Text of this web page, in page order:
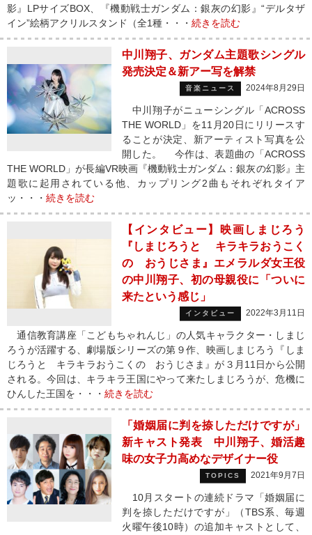
影』LPサイズBOX、『機動戦士ガンダム：銀灰の幻影』“デルタザ
イン”絵柄アクリルスタンド（全1種・・・ 続きを読む
中川翔子、ガンダム主題歌シングル
発売決定＆新アー写を解禁
音楽ニュース 2024年8月29日
中川翔子がニューシングル「ACROSS
THE WORLD」を11月20日にリリースす
ることが決定、新アーティスト写真を公
開した。 今作は、表題曲の「ACROSS
THE WORLD」が長編VR映画『機動戦士ガンダム：銀灰の幻影』主
題歌に起用されている他、カップリング2曲もそれぞれタイア
ッ・・・ 続きを読む
【インタビュー】映画しまじろう
『しまじろうと キラキラおうこく
の おうじさま』エメラルダ女王役
の中川翔子、初の母親役に「ついに
来たという感じ」
インタビュー 2022年3月11日
通信教育講座「こどもちゃれんじ」の人気キャラクター・しまじ
ろうが活躍する、劇場版シリーズの第９作、映画しまじろう『しま
じろうと キラキラおうこくの おうじさま』が３月11日から公開
される。今回は、キラキラ王国にやって来たしまじろうが、危機に
ひんした王国を・・・ 続きを読む
「婚姻届に判を捺しただけですが」
新キャスト発表 中川翔子、婚活趣
味の女子力高めなデザイナー役
TOPICS 2021年9月7日
10月スタートの連続ドラマ「婚姻届に
判を捺しただけですが」（TBS系、毎週
火曜午後10時）の追加キャストとして、